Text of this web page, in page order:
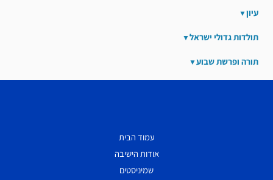
עיון
תולדות גדולי ישראל
תורה ופרשת שבוע
עמוד הבית
אודות הישיבה
שמיניסטים